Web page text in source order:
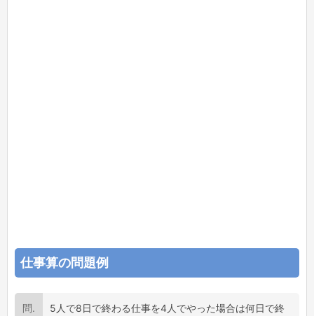
仕事算の問題例
5人で8日で終わる仕事を4人でやった場合は何日で終